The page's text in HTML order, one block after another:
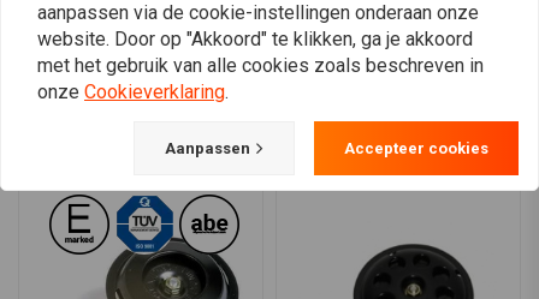
View more
aanpassen via de cookie-instellingen onderaan onze
website. Door op "Akkoord" te klikken, ga je akkoord
met het gebruik van alle cookies zoals beschreven in
onze Cookieverklaring.
Aanpassen Accepteer cookies